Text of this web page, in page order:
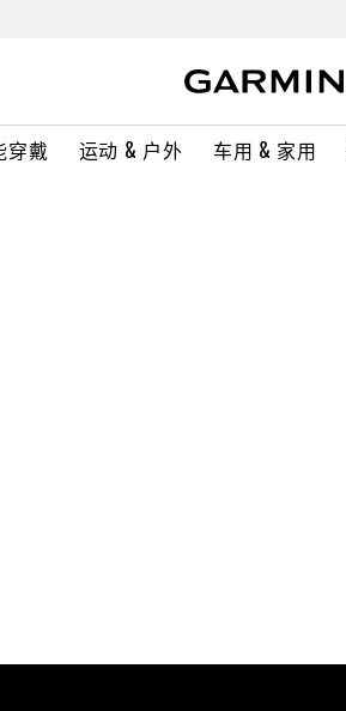
穿戴 运动 & 户外 车用 & 家用